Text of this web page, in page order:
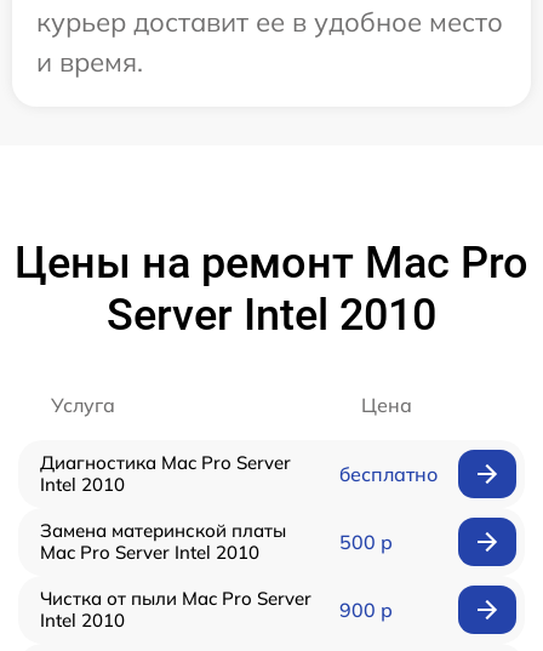
курьер доставит ее в удобное место
и время.
Цены на ремонт Mac Pro
Server Intel 2010
Услуга Цена
Диагностика Mac Pro Server
Intel 2010
бесплатно
Замена материнской платы
Mac Pro Server Intel 2010
500 р
Чистка от пыли Mac Pro Server
Intel 2010
900 р